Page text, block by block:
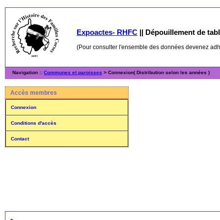
Expoactes- RHFC || Dépouillement de
(Pour consulter l'ensemble des données devenez
Navigation :: Communes et paroisses > Connexion( Distribution selon les années )
Accès membres
Connexion
Conditions d'accès
Contact